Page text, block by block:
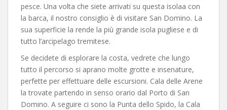
pesce. Una volta che siete arrivati su questa isolaa con
la barca, il nostro consiglio è di visitare San Domino. La
sua superficie la rende la più grande isola pugliese e di
tutto l’arcipelago tremitese.
Se decidete di esplorare la costa, vedrete che lungo
tutto il percorso si aprano molte grotte e insenature,
perfette per effettuare delle escursioni. Cala delle Arene
la trovate partendo in senso orario dal Porto di San
Domino. A seguire ci sono la Punta dello Spido, la Cala